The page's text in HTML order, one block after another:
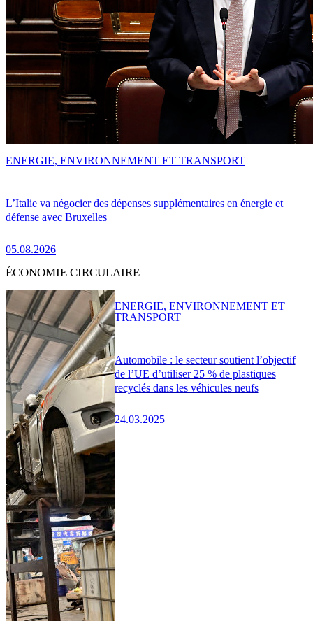
L’Italie va négocier des dépenses supplémentaires en énergie et
défense avec Bruxelles
05.08.2026
ENERGIE, ENVIRONNEMENT ET TRANSPORT
ÉCONOMIE CIRCULAIRE
Automobile : le secteur soutient l’objectif
de l’UE d’utiliser 25 % de plastiques
recyclés dans les véhicules neufs
24.03.2025
ENERGIE, ENVIRONNEMENT ET
TRANSPORT